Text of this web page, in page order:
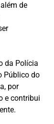
de
da Polícia
Público do
por
e contribui